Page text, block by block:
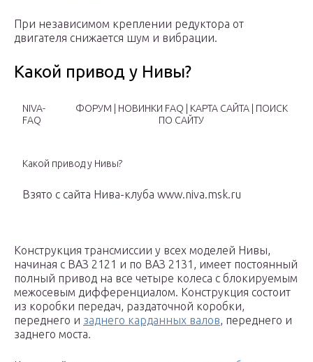
При независимом креплении редуктора от
двигателя снижается шум и вибрации.
Какой привод у Нивы?
NIVA-
FAQ
ФОРУМ | НОВИНКИ FAQ | КАРТА САЙТА | ПОИСК
ПО САЙТУ
Какой привод у Нивы?
Взято с сайта Нива-клуба www.niva.msk.ru
Конструкция трансмиссии у всех моделей Нивы,
начиная с ВАЗ 2121 и по ВАЗ 2131, имеет постоянный
полный привод на все четыре колеса с блокируемым
межосевым дифференциалом. Конструкция состоит
из коробки передач, раздаточной коробки,
переднего и заднего карданных валов, переднего и
заднего моста.